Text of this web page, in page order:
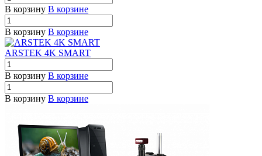
В корзину В корзине
В корзину В корзине
ARSTEK 4K SMART
В корзину В корзине
В корзину В корзине